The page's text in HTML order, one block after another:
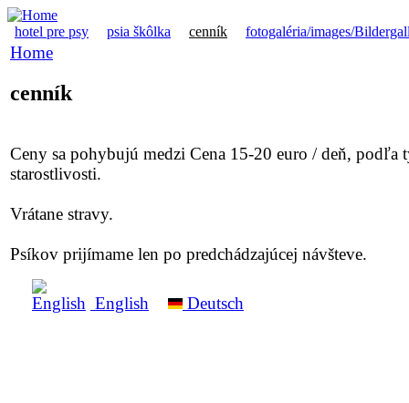
hotel pre psy psia škôlka cenník fotogaléria/images/
Home
cenník
Ceny sa pohybujú medzi Cena 15-20 euro / deň, podľa
starostlivosti.
Vrátane stravy.
Psíkov prijímame len po predchádzajúcej návšteve.
English Deutsch